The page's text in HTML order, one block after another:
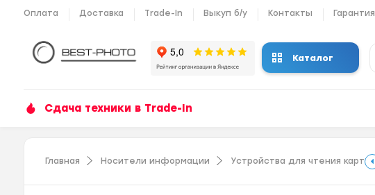
Оплата Доставка Trade-In Выкуп б/у Контакты Гарантия
Каталог
Сдача техники в Trade-In
Главная Носители информации Устройства для чтения карт